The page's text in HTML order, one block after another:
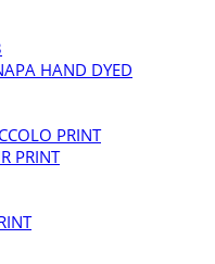
HAND DYED
PRINT
PRINT